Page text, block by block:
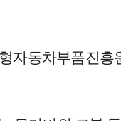
자동차부품진